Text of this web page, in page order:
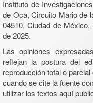
Instituto de
de Oca, Circuito Mario de
04510, Ciudad de
de 2025.
Las opiniones
reflejan la postura del
reproducción total o
cuando se cite la fuente
utilizar los textos aquí